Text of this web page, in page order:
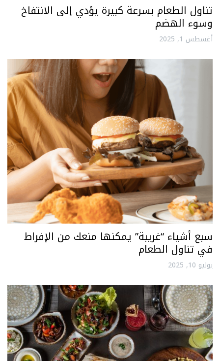
تناول الطعام بسرعة كبيرة يؤدي إلى الانتفاخ
وسوء الهضم
أغسطس 1, 2025
سبع أشياء “غريبة” يمكنها منعك من الإفراط
في تناول الطعام
يوليو 10, 2025